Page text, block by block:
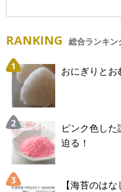
RANKING 総合ランキン
おにぎりとお
ピンク色し
迫る！
【海苔のは